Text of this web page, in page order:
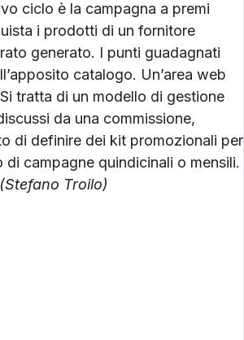
ciclo è la campagna a premi
i prodotti di un fornitore
generato. I punti guadagnati
catalogo. Un’area web
tratta di un modello di gestione
da una commissione,
di definire dei kit promozionali per
campagne quindicinali o mensili.
(Stefano Troilo)